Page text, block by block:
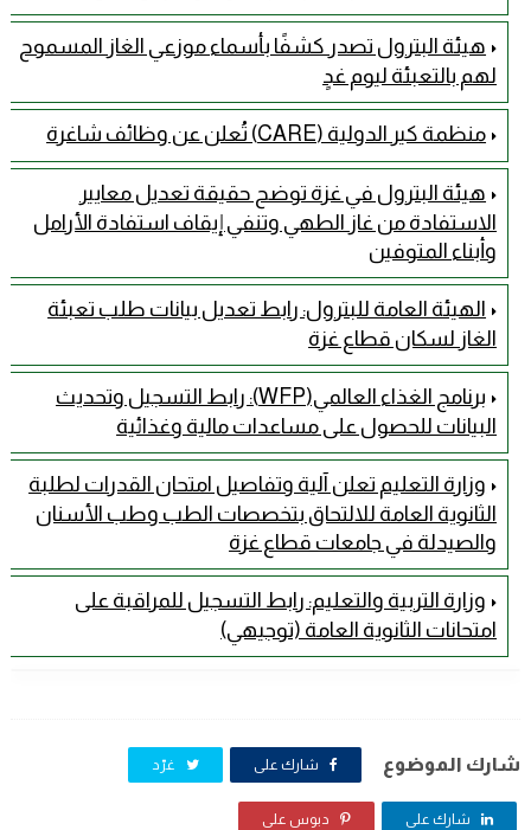
هيئة البترول تصدر كشفًا بأسماء موزعي الغاز المسموح
لهم بالتعبئة ليوم غدٍ
منظمة كير الدولية (CARE) تُعلن عن وظائف شاغرة
هيئة البترول في غزة توضح حقيقة تعديل معايير
الاستفادة من غاز الطهي وتنفي إيقاف استفادة الأرامل
وأبناء المتوفين
الهيئة العامة للبترول: رابط تعديل بيانات طلب تعبئة
الغاز لسكان قطاع غزة
برنامج الغذاء العالمي(WFP): رابط التسجيل وتحديث
البيانات للحصول على مساعدات مالية وغذائية
وزارة التعليم تعلن آلية وتفاصيل امتحان القدرات لطلبة
الثانوية العامة للالتحاق بتخصصات الطب وطب الأسنان
والصيدلة في جامعات قطاع غزة
وزارة التربية والتعليم: رابط التسجيل للمراقبة على
امتحانات الثانوية العامة (توجيهي)
شارك الموضوع شارك على غرّد
شارك على دبوس على